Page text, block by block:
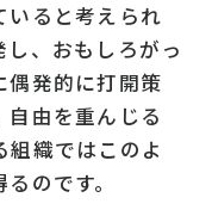
いると考えられ
、おもしろがっ
偶発的に打開策
自由を重んじる
組織ではこのよ
のです。